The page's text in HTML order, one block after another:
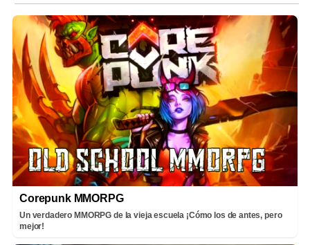
Corepunk MMORPG
Un verdadero MMORPG de la vieja escuela ¡Cómo los de antes, pero
mejor!